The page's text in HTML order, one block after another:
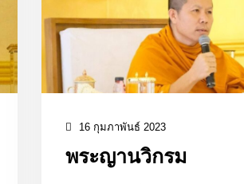
16 กุมภาพันธ์ 2023
พระญานวิกรม